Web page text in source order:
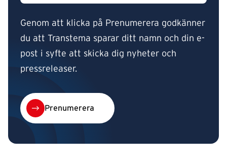
Genom att klicka på Prenumerera godkänner
du att Transtema sparar ditt namn och din e-
post i syfte att skicka dig nyheter och
pressreleaser.
Prenumerera